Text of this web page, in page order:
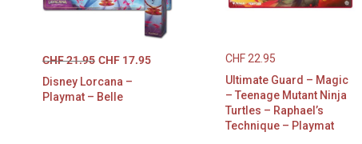
CHF21.95 CHF 17.95
Disney Lorcana –
Playmat – Belle
CHF22.95
Ultimate Guard – Magic
– Teenage Mutant Ninja
Turtles – Raphael’s
Technique – Playmat